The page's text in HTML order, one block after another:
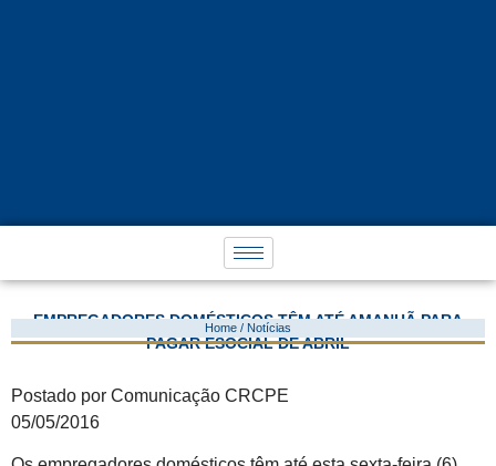
EMPREGADORES DOMÉSTICOS TÊM ATÉ AMANHÃ PARA
PAGAR ESOCIAL DE ABRIL
Home / Notícias
Postado por Comunicação CRCPE
05/05/2016